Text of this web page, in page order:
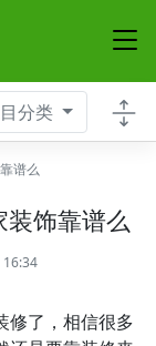
分类
谱么
装饰靠谱么
修了，相信很多